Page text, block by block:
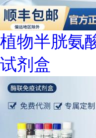
植物半胱氨
试剂盒